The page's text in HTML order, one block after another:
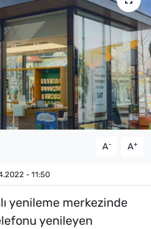
A- A+
- 11:50
yenileme merkezinde
yenileyen